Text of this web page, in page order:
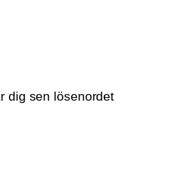
dig sen lösenordet